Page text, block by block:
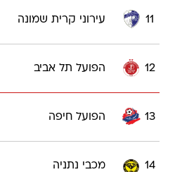
11 עירוני קרית שמונה
12 הפועל תל אביב
13 הפועל חיפה
14 מכבי נתניה